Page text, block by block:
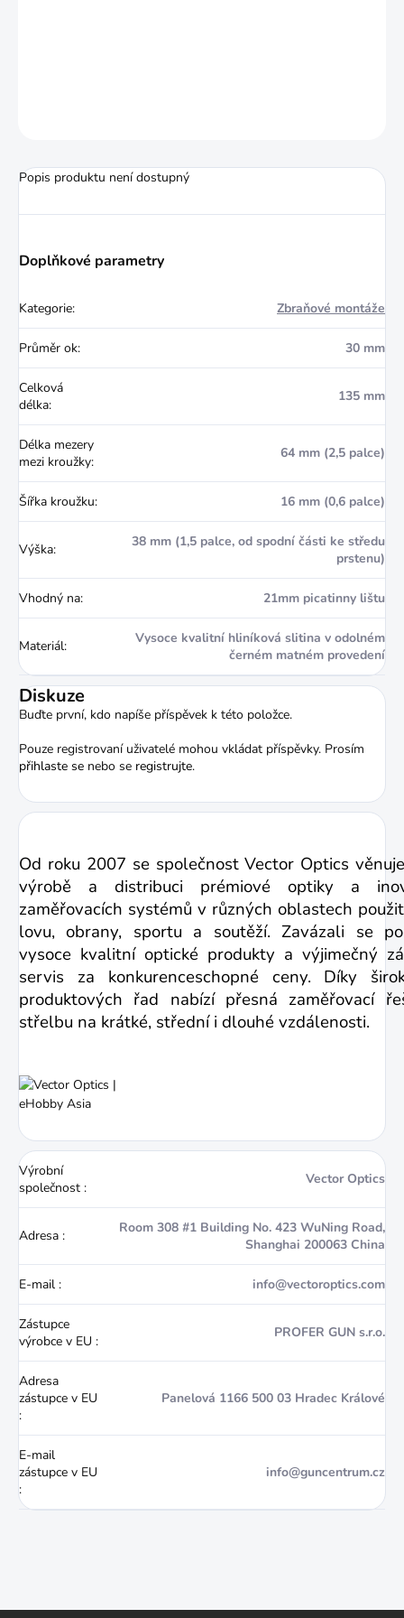
Popis produktu není dostupný
Doplňkové parametry
Kategorie: Zbraňové montáže
Průměr ok: 30 mm
Celková
délka:
135 mm
Délka mezery
mezi kroužky:
64 mm (2,5 palce)
Šířka kroužku: 16 mm (0,6 palce)
Výška:
38 mm (1,5 palce, od spodní části ke středu
prstenu)
Vhodný na: 21mm picatinny lištu
Materiál:
Vysoce kvalitní hliníková slitina v odolném
černém matném provedení
Diskuze
Buďte první, kdo napíše příspěvek k této položce.
Pouze registrovaní uživatelé mohou vkládat příspěvky. Prosím
přihlaste se nebo se registrujte.
Od roku 2007 se společnost Vector Optics
výrobě a distribuci prémiové optiky a
zaměřovacích systémů v různých oblastech
lovu, obrany, sportu a soutěží. Zavázali se
vysoce kvalitní optické produkty a výjimečný
servis za konkurenceschopné ceny. Díky
produktových řad nabízí přesná zaměřovací
střelbu na krátké, střední i dlouhé vzdálenosti.
Výrobní
společnost :
Vector Optics
Adresa :
Room 308 #1 Building No. 423 WuNing Road,
Shanghai 200063 China
E-mail : info@vectoroptics.com
Zástupce
výrobce v EU :
PROFER GUN s.r.o.
Adresa
zástupce v EU
:
Panelová 1166 500 03 Hradec Králové
E-mail
zástupce v EU
:
info@guncentrum.cz